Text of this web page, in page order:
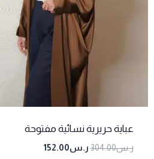
عباية حريرية نسائية مفتوحة
ر.س304.00 ر.س152.00